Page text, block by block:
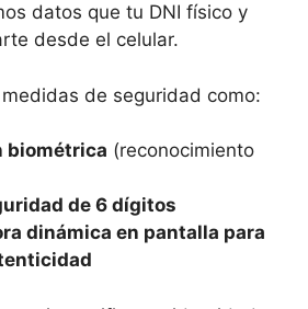
datos que tu DNI físico y
desde el celular.
de seguridad como:
biométrica (reconocimiento
de 6 dígitos
dinámica en pantalla para